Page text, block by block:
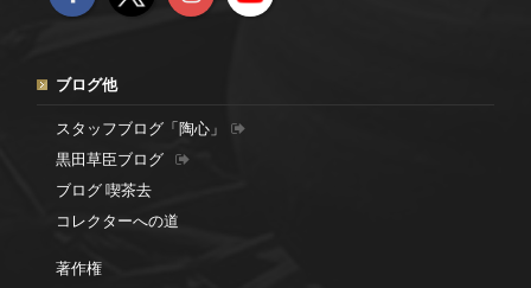
ブログ他
スタッフブログ「陶心」
黒田草臣ブログ
ブログ 喫茶去
コレクターへの道
著作権